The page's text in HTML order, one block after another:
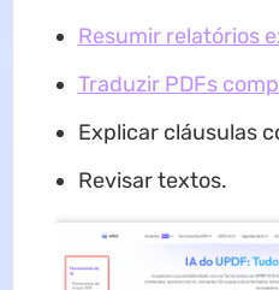
Resumir relatórios
Traduzir PDFs
Explicar cláusulas
Revisar textos.